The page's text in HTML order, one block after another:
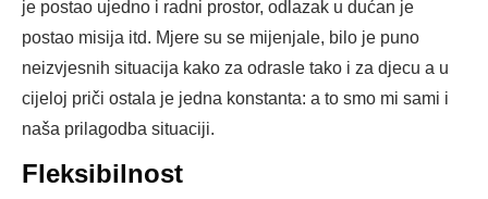
je postao ujedno i radni prostor, odlazak u dućan je
postao misija itd. Mjere su se mijenjale, bilo je puno
neizvjesnih situacija kako za odrasle tako i za djecu a u
cijeloj priči ostala je jedna konstanta: a to smo mi sami i
naša prilagodba situaciji.
Fleksibilnost